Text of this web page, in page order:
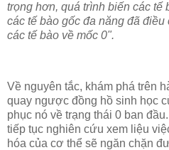
trọng hơn, quá trình biến các tế
các tế bào gốc đa năng đã
các tế bào về mốc 0".
Về nguyên tắc, khám phá trên
quay ngược đồng hồ sinh học
phục nó về trạng thái 0 ban
tiếp tục nghiên cứu xem liệu
hóa của cơ thể sẽ ngăn chặn